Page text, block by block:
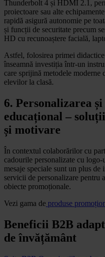
Thunderbolt 4 și HDMI 2.1,
proiectoare sau alte
rapidă asigură autonomie pe
și funcții de securitate precum
HD cu recunoaștere facială,
Astfel, folosirea primei
înseamnă investiția într-un
care sprijină metodele moderne
elevilor la clasă.
6. Personalizarea
educațional –
și motivare
În contextul colaborărilor cu
cadourile personalizate cu
mesaje speciale sunt un plus
servicii de personalizare pentru
obiecte promoționale.
Vezi gama de produse
Beneficii B2B
de învățământ